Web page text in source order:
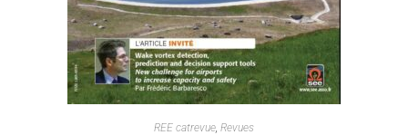
REE catrevue, Revues